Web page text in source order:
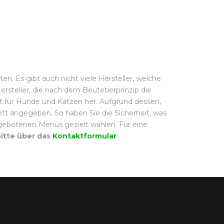
Es gibt auch nicht viele Hersteller, welche
die nach dem Beutetierprinzip die
Hunde und Katzen her. Aufgrund dessen,
angegeben. So haben Sie die Sicherheit, was
Menüs gezielt wählen. Für eine
über das Kontaktformular .